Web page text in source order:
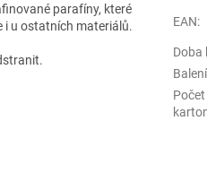
parafíny, které
i u ostatních materiálů.
EAN:
Doba
Balení